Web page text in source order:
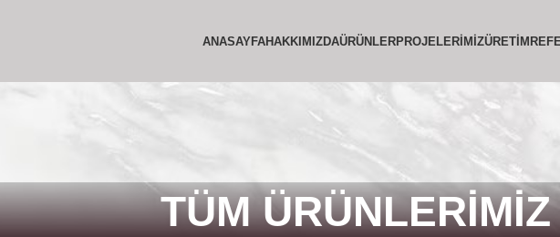
ANASAYFAHAKKIMIZDAÜRÜNLERPROJELERIMIZÜRETIM
TÜM ÜRÜNLERİMİZ